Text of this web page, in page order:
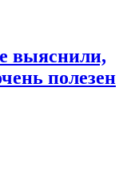
выяснили,
полезен